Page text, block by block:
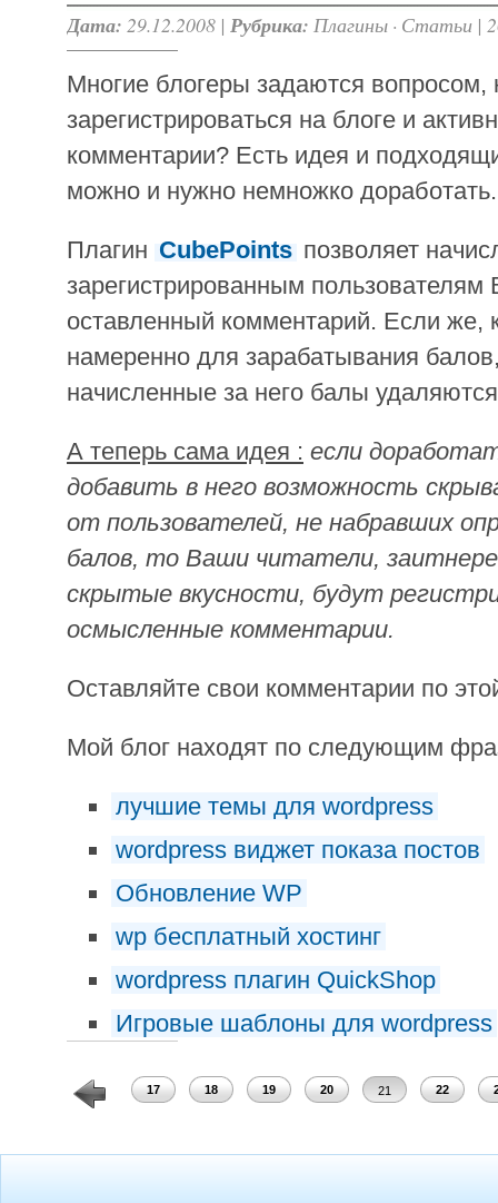
Дата: 29.12.2008 | Рубрика: Плагины · Статьи |
Многие блогеры задаются вопросом,
зарегистрироваться на блоге и
комментарии? Есть идея и
можно и нужно немножко доработать.
Плагин CubePoints позволяет
зарегистрированным
оставленный комментарий. Если же,
намеренно для зарабатывания
начисленные за него балы
А теперь сама идея : если
добавить в него возможность
от пользователей, не набравших
балов, то Ваши читатели,
скрытые вкусности, будут
осмысленные комментарии.
Оставляйте свои комментарии по
Мой блог находят по следующим
лучшие темы для wordpress
wordpress виджет показа постов
Обновление WP
wp бесплатный хостинг
wordpress плагин QuickShop
Игровые шаблоны для wordpress
16 17 18 19 20 21 22